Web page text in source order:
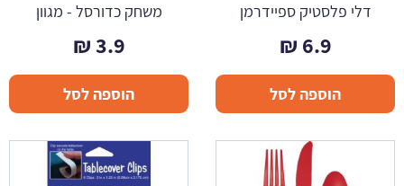
דלי פלסטיק ספיידרמן
6.9
₪
הוספה לסל
משחק כדורסל - מגוון
3.9
₪
הוספה לסל